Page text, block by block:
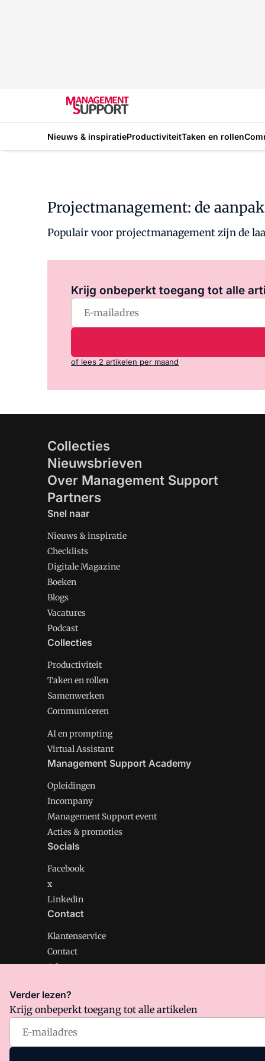
Nieuws & inspiratieProductiviteitTaken en rollen
Projectmanagement: de
Populair voor projectmanagement zijn de
Krijg onbeperkt toegang tot alle
of lees 2 artikelen per maand
Collecties
Nieuwsbrieven
Over Management Support
Partners
Snel naar
Nieuws & inspiratie
Checklists
Digitale Magazine
Boeken
Blogs
Vacatures
Podcast
Collecties
Productiviteit
Taken en rollen
Samenwerken
Communiceren
AI en prompting
Virtual Assistant
Management Support Academy
Opleidingen
Incompany
Management Support event
Acties & promoties
Socials
Facebook
x
Linkedin
Contact
Klantenservice
Contact
Adverteren
Management Support is onderdeel van VMN media.
Algemene Voorwaarden
Verder lezen?
Krijg onbeperkt toegang tot alle artikelen